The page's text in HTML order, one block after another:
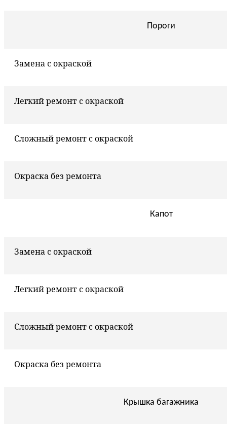
Пороги
Замена с окраской
Легкий ремонт с окраской
Сложный ремонт с окраской
Окраска без ремонта
Капот
Замена с окраской
Легкий ремонт с окраской
Сложный ремонт с окраской
Окраска без ремонта
Крышка багажника